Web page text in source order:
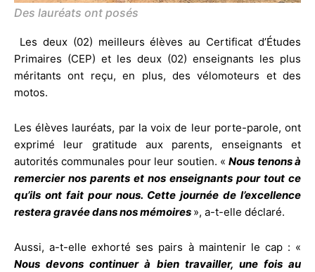
Des lauréats ont posés
Les deux (02) meilleurs élèves au Certificat d’Études
Primaires (CEP) et les deux (02) enseignants les plus
méritants ont reçu, en plus, des vélomoteurs et des
motos.
Les élèves lauréats, par la voix de leur porte-parole, ont
exprimé leur gratitude aux parents, enseignants et
autorités communales pour leur soutien. «Nous tenons à
remercier nos parents et nos enseignants pour tout ce
qu’ils ont fait pour nous. Cette journée de l’excellence
restera gravée dans nos mémoires », a-t-elle déclaré.
Aussi, a-t-elle exhorté ses pairs à maintenir le cap : «
Nous devons continuer à bien travailler, une fois au